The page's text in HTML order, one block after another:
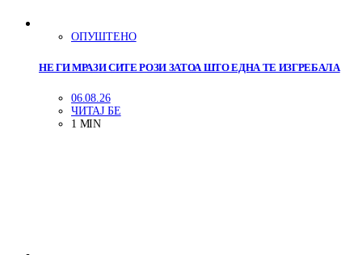
ОПУШТЕНО
НЕ ГИ МРАЗИ СИТЕ РОЗИ ЗАТОА ШТО ЕДНА ТЕ ИЗГРЕБАЛА
06.08.26
ЧИТАЈ БЕ
1 MIN